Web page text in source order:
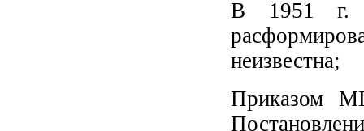
В 1951 г.
неизвестна;
Приказом